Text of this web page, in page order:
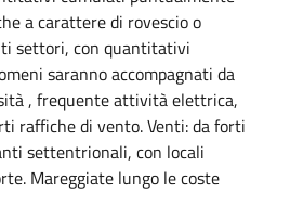
a carattere di rovescio o
settori, con quantitativi
saranno accompagnati da
, frequente attività elettrica,
raffiche di vento. Venti: da forti
settentrionali, con locali
Mareggiate lungo le coste